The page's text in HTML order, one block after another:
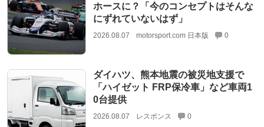
ホースに？「今のコンセプトはそんな
にずれていないはず」
2026.08.07 motorsport.com 日本版 0
ダイハツ、熊本地震の被災地支援で
「ハイゼット FRP保冷車」など車両1
0台提供
2026.08.07 レスポンス 0